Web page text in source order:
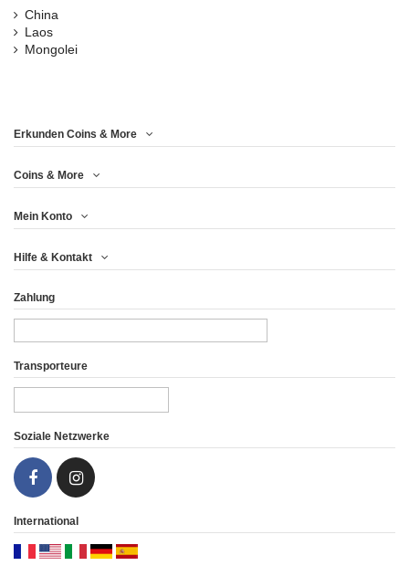
In stock
Gewicht (g)
Finish
Land
China
Laos
Mongolei
Erkunden Coins & More
Coins & More
Mein Konto
Hilfe & Kontakt
Zahlung
Transporteure
Soziale Netzwerke
International